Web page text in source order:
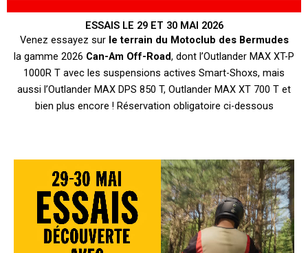
ESSAIS LE 29 ET 30 MAI 2026
Venez essayez sur le terrain du Motoclub des Bermudes
la gamme 2026 Can-Am Off-Road, dont l’Outlander MAX XT-P
1000R T avec les suspensions actives Smart-Shoxs, mais
aussi l’Outlander MAX DPS 850 T, Outlander MAX XT 700 T et
bien plus encore ! Réservation obligatoire ci-dessous